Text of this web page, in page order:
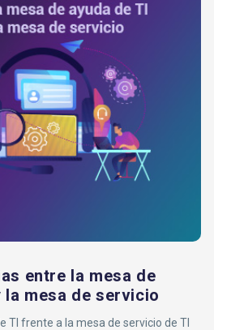
la
mesa
de
ayuda
de
TI
y
mesa
entre la mesa de
la mesa de servicio
TI frente a la mesa de servicio de TI